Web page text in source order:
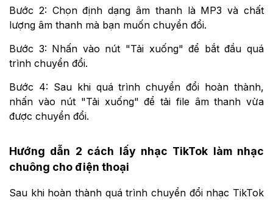
Bước 2: Chọn định dạng âm thanh là MP3 và chất
lượng âm thanh mà bạn muốn chuyển đổi.
Bước 3: Nhấn vào nút "Tải xuống" để bắt đầu quá
trình chuyển đổi.
Bước 4: Sau khi quá trình chuyển đổi hoàn thành,
nhấn vào nút "Tải xuống" để tải file âm thanh vừa
được chuyển đổi.
Hướng dẫn 2 cách lấy nhạc TikTok làm nhạc
chuông cho điện thoại
Sau khi hoàn thành quá trình chuyển đổi nhạc TikTok